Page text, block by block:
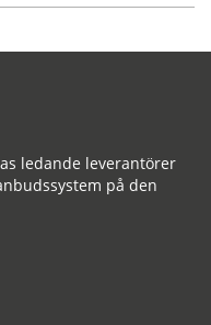
ledande leverantörer
på den